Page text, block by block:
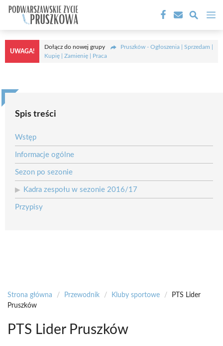
Przejdź
treści
UWAGA!
Dołącz do nowej grupy
Pruszków - Ogłoszenia | Sprzedam |
Kupię | Zamienię | Praca
Spis treści
Wstęp
Informacje ogólne
Sezon po sezonie
Kadra zespołu w sezonie 2016/17
Przypisy
Strona główna / Przewodnik / Kluby sportowe /
PTS Lider
Pruszków
PTS Lider Pruszków